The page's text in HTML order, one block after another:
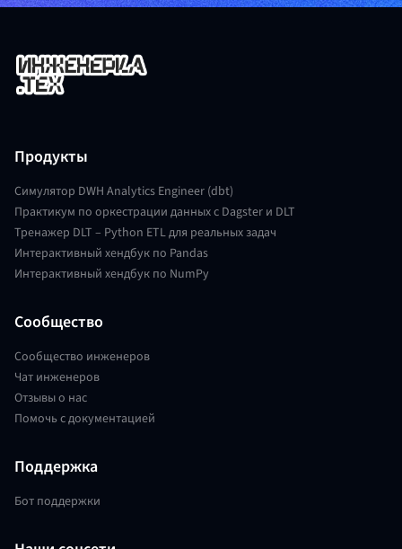
Продукты
Симулятор DWH Analytics Engineer (dbt)
Практикум по оркестрации данных с Dagster и DLT
Тренажер DLT – Python ETL для реальных задач
Интерактивный хендбук по Pandas
Интерактивный хендбук по NumPy
Сообщество
Сообщество инженеров
Чат инженеров
Отзывы о нас
Помочь с документацией
Поддержка
Бот поддержки